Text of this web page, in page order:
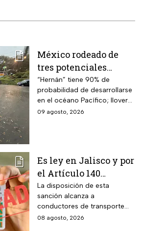
México rodeado de
tres potenciales
ciclones; “Hernán” se
coloca en el mapa del
Pacífico
“Hernán” tiene 90% de
probabilidad de desarrollarse
en el océano Pacífico; lloverá
muy fuerte en cuatro estados
09 agosto, 2026
Es ley en Jalisco y por
el Artículo 140
cancelarán la licencia
de conducir de por
vida a todos los
automovilistas que
La disposición de esta
sanción alcanza a
conductores de transporte
escolar, unidades de
08 agosto, 2026